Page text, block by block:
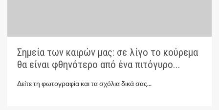
Σημεία των καιρών μας: σε λίγο το κούρεμα
θα είναι φθηνότερο από ένα πιτόγυρο...
Δείτε τη φωτογραφία και τα σχόλια δικά σας...